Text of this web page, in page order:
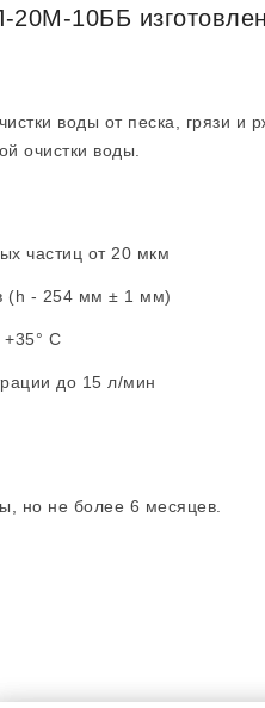
10ББ
воды от песка, грязи и
очистки воды.
частиц от 20 мкм
(h - 254 мм ± 1 мм)
+35° С
до 15 л/мин
но не более 6 месяцев.